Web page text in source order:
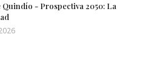
- Prospectiva 2050: La